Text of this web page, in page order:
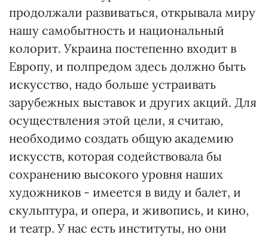
продолжали развиваться, открывала миру
нашу самобытность и национальный
колорит. Украина постепенно входит в
Европу, и полпредом здесь должно быть
искусство, надо больше устраивать
зарубежных выставок и других акций. Для
осуществления этой цели, я считаю,
необходимо создать общую академию
искусств, которая содействовала бы
сохранению высокого уровня наших
художников - имеется в виду и балет, и
скульптура, и опера, и живопись, и кино,
и театр. У нас есть институты, но они